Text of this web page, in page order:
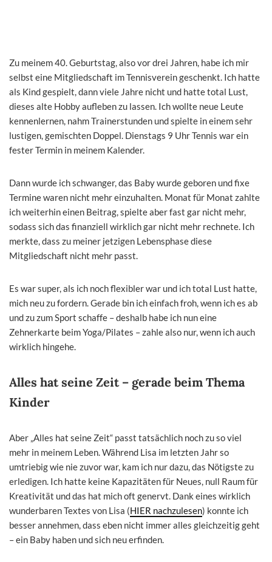
Zu meinem 40. Geburtstag, also vor drei Jahren, habe ich mir
selbst eine Mitgliedschaft im Tennisverein geschenkt. Ich hatte
als Kind gespielt, dann viele Jahre nicht und hatte total Lust,
dieses alte Hobby aufleben zu lassen. Ich wollte neue Leute
kennenlernen, nahm Trainerstunden und spielte in einem sehr
lustigen, gemischten Doppel. Dienstags 9 Uhr Tennis war ein
fester Termin in meinem Kalender.
Dann wurde ich schwanger, das Baby wurde geboren und fixe
Termine waren nicht mehr einzuhalten. Monat für Monat zahlte
ich weiterhin einen Beitrag, spielte aber fast gar nicht mehr,
sodass sich das finanziell wirklich gar nicht mehr rechnete. Ich
merkte, dass zu meiner jetzigen Lebensphase diese
Mitgliedschaft nicht mehr passt.
Es war super, als ich noch flexibler war und ich total Lust hatte,
mich neu zu fordern. Gerade bin ich einfach froh, wenn ich es ab
und zu zum Sport schaffe – deshalb habe ich nun eine
Zehnerkarte beim Yoga/Pilates – zahle also nur, wenn ich auch
wirklich hingehe.
Alles hat seine Zeit – gerade beim Thema
Kinder
Aber „Alles hat seine Zeit“ passt tatsächlich noch zu so viel
mehr in meinem Leben. Während Lisa im letzten Jahr so
umtriebig wie nie zuvor war, kam ich nur dazu, das Nötigste zu
erledigen. Ich hatte keine Kapazitäten für Neues, null Raum für
Kreativität und das hat mich oft genervt. Dank eines wirklich
wunderbaren Textes von Lisa (HIER nachzulesen) konnte ich
besser annehmen, dass eben nicht immer alles gleichzeitig geht
– ein Baby haben und sich neu erfinden.